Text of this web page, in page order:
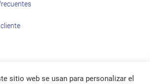
sitio web se usan para personalizar el